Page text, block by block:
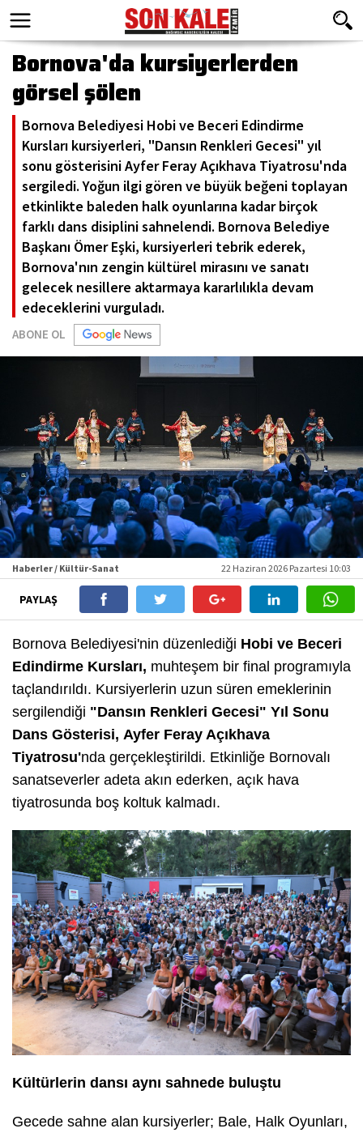
Bornova'da kursiyerlerden
görsel şölen
Bornova Belediyesi Hobi ve Beceri Edindirme
Kursları kursiyerleri, "Dansın Renkleri Gecesi" yıl
sonu gösterisini Ayfer Feray Açıkhava Tiyatrosu'nda
sergiledi. Yoğun ilgi gören ve büyük beğeni toplayan
etkinlikte baleden halk oyunlarına kadar birçok
farklı dans disiplini sahnelendi. Bornova Belediye
Başkanı Ömer Eşki, kursiyerleri tebrik ederek,
Bornova'nın zengin kültürel mirasını ve sanatı
gelecek nesillere aktarmaya kararlılıkla devam
edeceklerini vurguladı.
ABONE OL
Haberler / Kültür-Sanat 22 Haziran 2026 Pazartesi 10:03
PAYLAŞ
Bornova Belediyesi'nin düzenlediği Hobi ve Beceri
Edindirme Kursları, muhteşem bir final programıyla
taçlandırıldı. Kursiyerlerin uzun süren emeklerinin
sergilendiği "Dansın Renkleri Gecesi" Yıl Sonu
Dans Gösterisi, Ayfer Feray Açıkhava
Tiyatrosu'nda gerçekleştirildi. Etkinliğe Bornovalı
sanatseverler adeta akın ederken, açık hava
tiyatrosunda boş koltuk kalmadı.
Kültürlerin dansı aynı sahnede buluştu
Gecede sahne alan kursiyerler; Bale, Halk Oyunları,